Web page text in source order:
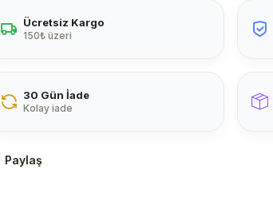
Ücretsiz Kargo
150₺ üzeri
30 Gün İade
Kolay iade
Paylaş